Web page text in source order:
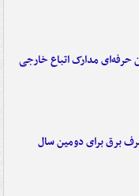
حرفه‌ای مدارک اتباع خارجی
مصرف برق برای دومین سال